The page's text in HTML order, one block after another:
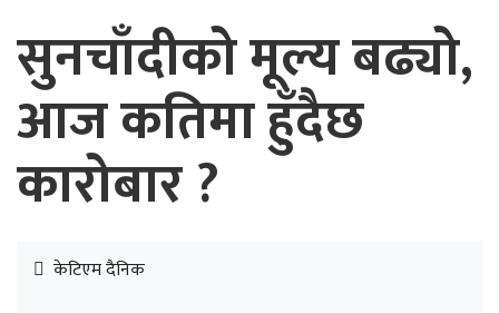
सुनचाँदीको मूल्य बढ्यो,
आज कतिमा हुँदैछ
कारोबार ?
केटिएम दैनिक